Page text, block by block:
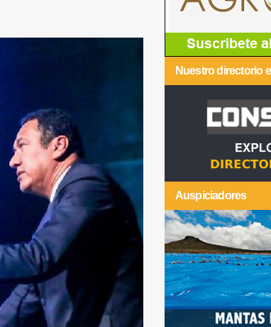
Nuestro directorio
Auspiciadores